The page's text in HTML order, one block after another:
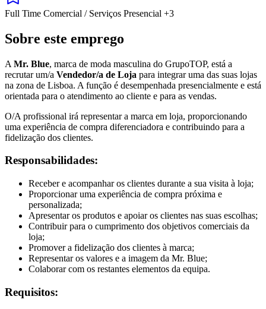
Full Time Comercial / Serviços Presencial +3
Sobre este emprego
A Mr. Blue, marca de moda masculina do GrupoTOP, está a
recrutar um/a Vendedor/a de Loja para integrar uma das suas lojas
na zona de Lisboa. A função é desempenhada presencialmente e está
orientada para o atendimento ao cliente e para as vendas.
O/A profissional irá representar a marca em loja, proporcionando
uma experiência de compra diferenciadora e contribuindo para a
fidelização dos clientes.
Responsabilidades:
Receber e acompanhar os clientes durante a sua visita à loja;
Proporcionar uma experiência de compra próxima e
personalizada;
Apresentar os produtos e apoiar os clientes nas suas escolhas;
Contribuir para o cumprimento dos objetivos comerciais da
loja;
Promover a fidelização dos clientes à marca;
Representar os valores e a imagem da Mr. Blue;
Colaborar com os restantes elementos da equipa.
Requisitos: